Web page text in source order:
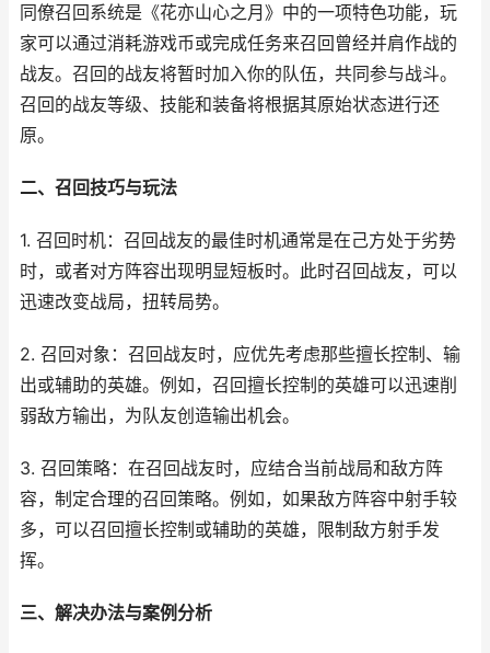
同僚召回系统是《花亦山心之月》中的一项特色功能，玩
家可以通过消耗游戏币或完成任务来召回曾经并肩作战的
战友。召回的战友将暂时加入你的队伍，共同参与战斗。
召回的战友等级、技能和装备将根据其原始状态进行还
原。
二、召回技巧与玩法
1. 召回时机：召回战友的最佳时机通常是在己方处于劣势
时，或者对方阵容出现明显短板时。此时召回战友，可以
迅速改变战局，扭转局势。
2. 召回对象：召回战友时，应优先考虑那些擅长控制、输
出或辅助的英雄。例如，召回擅长控制的英雄可以迅速削
弱敌方输出，为队友创造输出机会。
3. 召回策略：在召回战友时，应结合当前战局和敌方阵
容，制定合理的召回策略。例如，如果敌方阵容中射手较
多，可以召回擅长控制或辅助的英雄，限制敌方射手发
挥。
三、解决办法与案例分析